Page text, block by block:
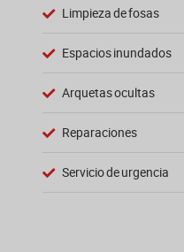
Limpieza de fosas
Espacios inundados
Arquetas ocultas
Reparaciones
Servicio de urgencia